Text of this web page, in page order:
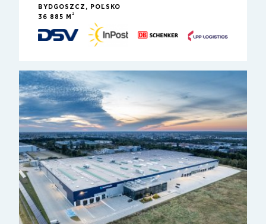
BYDGOSZCZ, POĽSKO
36 885 M
2